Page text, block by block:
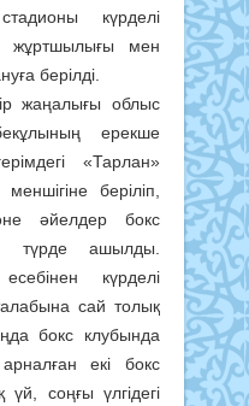
күрделі
жұртшылығы мен
берілді.
жаңалығы облыс
ерекше
«Тарлан»
беріліп,
әйелдер бокс
түрде ашылды.
күрделі
сай толық
бокс клубында
екі бокс
соңғы үлгідегі